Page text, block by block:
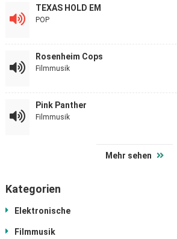
TEXAS HOLD EM
POP
Rosenheim Cops
Filmmusik
Pink Panther
Filmmusik
Mehr sehen
Kategorien
Elektronische
Filmmusik